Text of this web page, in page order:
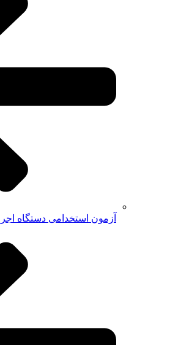
آزمون استخدامی دستگاه